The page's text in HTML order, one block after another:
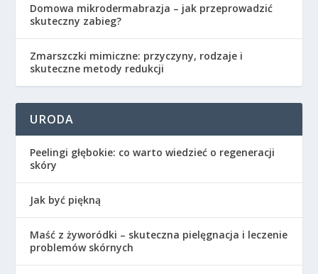
Domowa mikrodermabrazja – jak przeprowadzić
skuteczny zabieg?
Zmarszczki mimiczne: przyczyny, rodzaje i
skuteczne metody redukcji
URODA
Peelingi głębokie: co warto wiedzieć o regeneracji
skóry
Jak być piękną
Maść z żyworódki – skuteczna pielęgnacja i leczenie
problemów skórnych